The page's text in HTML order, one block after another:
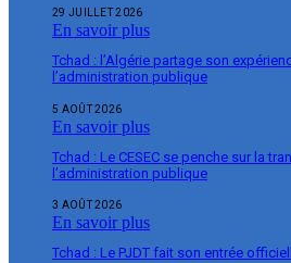
29 JUILLET 2026
En savoir plus
Tchad : l’Algérie partage son
l’administration publique
5 AOÛT 2026
En savoir plus
Tchad : Le CESEC se penche sur la
l’administration publique
3 AOÛT 2026
En savoir plus
Tchad : Le PJDT fait son entrée